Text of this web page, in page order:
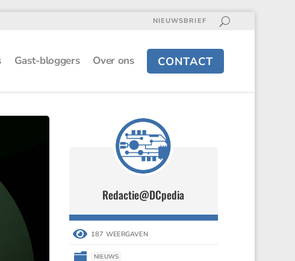
NIEUWSBRIEF
Gast-bloggers Over ons CONTACT
Redactie@DCpedia
 187 WEERGAVEN
 NIEUWS